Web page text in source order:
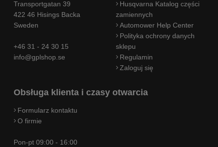
Transportgatan 39
422 46 Hisings Backa
Sweden
+46 31 - 24 30 15
info@gplshop.se
Husqvarna Katalog części
zamiennych
Automower Help Center
Polityka ochrony danych
sklepu
Regulamin
Zaloguj się
Obsługa klienta i czasy otwarcia
Formularz kontaktu
O firmie
Pon-pt 09:00 - 16:00